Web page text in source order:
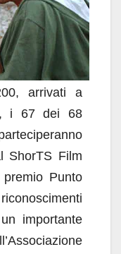
arrivati a
i 67 dei 68
ShorTS Film
Punto
importante